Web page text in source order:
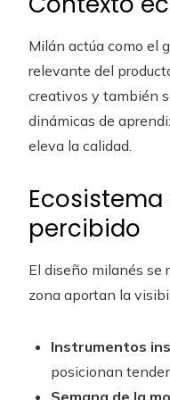
Milán actúa como el
relevante del
creativos y también
dinámicas de
eleva la calidad.
percibido
El diseño milanés se
zona aportan la
Instrumentos
posicionan
Semana de la